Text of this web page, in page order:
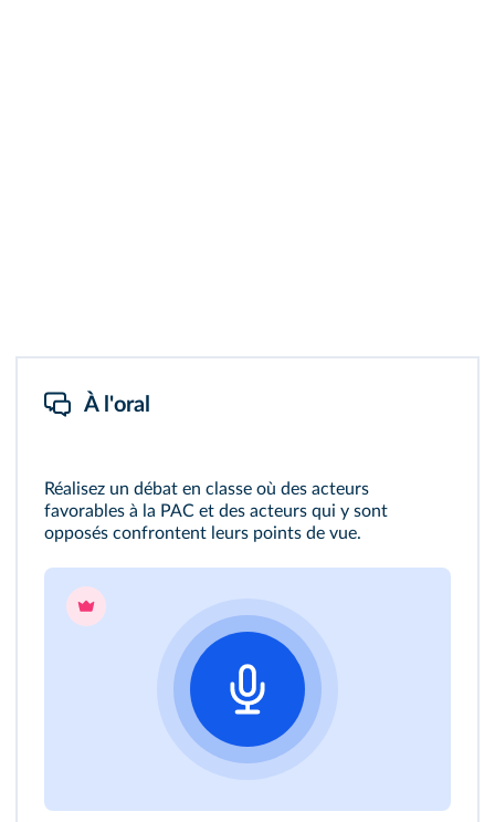
À l'oral
Réalisez un débat en classe où des acteurs
favorables à la PAC et des acteurs qui y sont
opposés confrontent leurs points de vue.